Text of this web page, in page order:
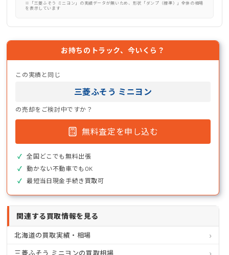
※「三菱ふそう ミニヨン」の実績データが無いため、形状「ダンプ（標準）」全体の相場
を表示しています
お持ちのトラック、今いくら？
この実績と同じ
三菱ふそう ミニヨン
の売却をご検討中ですか？
無料査定を申し込む
全国どこでも無料出張
動かない不動車でもOK
最短当日現金手続き買取可
関連する買取情報を見る
北海道の買取実績・相場
三菱ふそう ミニヨンの買取相場